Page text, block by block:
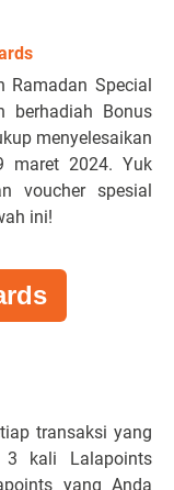
Ramadan Special
berhadiah Bonus
menyelesaikan
maret 2024. Yuk
voucher spesial
ini!
transaksi yang
3 kali Lalapoints
yang Anda